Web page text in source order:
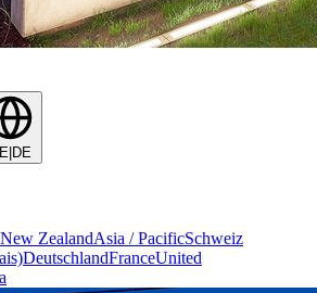
ZealandAsia / PacificSchweiz
DeutschlandFranceUnited